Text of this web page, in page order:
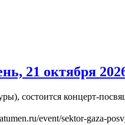
21 октября
состоится концерт-
event/sektor-gaza-